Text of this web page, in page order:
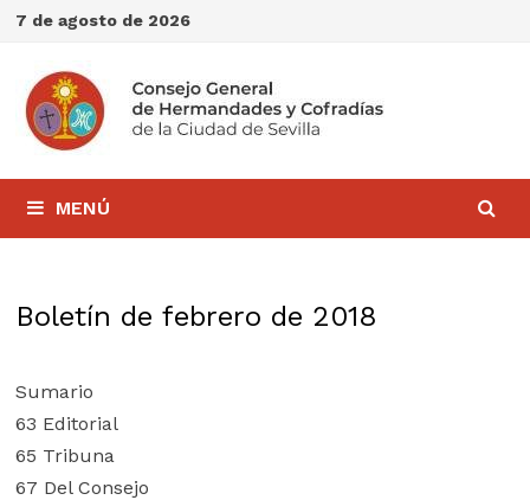
Saltar
contenido
7 de agosto de 2026
MENÚ
Boletín de febrero de 2018
Sumario
63 Editorial
65 Tribuna
67 Del Consejo